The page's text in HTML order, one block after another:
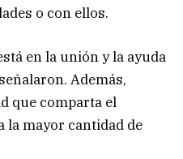
o con ellos.
en la unión y la ayuda
Además,
que comparta el
la mayor cantidad de